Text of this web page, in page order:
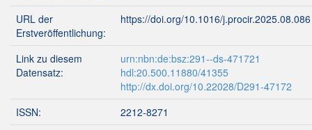
URL der
Erstveröffentlichung:
https://doi.org/10.1016/j.procir.2025.08.086
Link zu diesem
Datensatz:
urn:nbn:de:bsz:291--ds-471721
hdl:20.500.11880/41355
http://dx.doi.org/10.22028/D291-47172
ISSN:
2212-8271